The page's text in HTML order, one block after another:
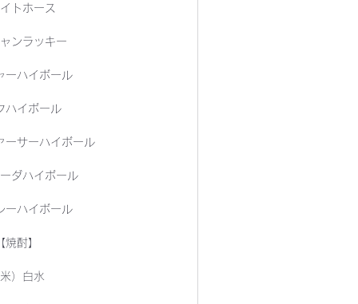
トホース
ンラッキー
ーハイボール
ハイボール
ーサーハイボール
ダハイボール
ーハイボール
焼酎】
）白水